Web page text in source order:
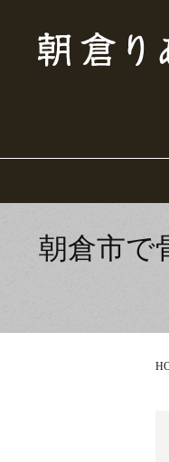
朝倉市で